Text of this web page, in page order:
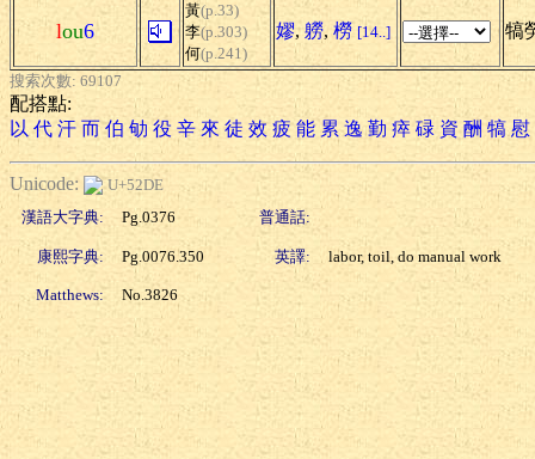
lou6
黃(p.33)
李(p.303)
何(p.241)
嫪, 軂, 橯 [14..] 犒
搜索次數: 69107
配搭點:
以 代 汗 而 伯 劬 役 辛 來 徒 效 疲 能 累 逸 勤 瘁 碌 資 酬 犒 慰
Unicode:
U+52DE
漢語大字典:
Pg.0376 普通話:
康熙字典: Pg.0076.350 英譯: labor, toil, do manual work
Matthews: No.3826